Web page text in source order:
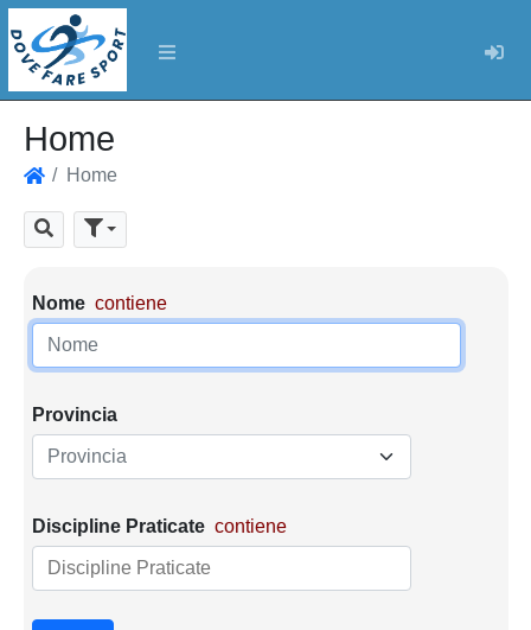
Home
Home
CercaParametri di ricerca
Nome contiene
Provincia
Provincia
Discipline Praticate contiene